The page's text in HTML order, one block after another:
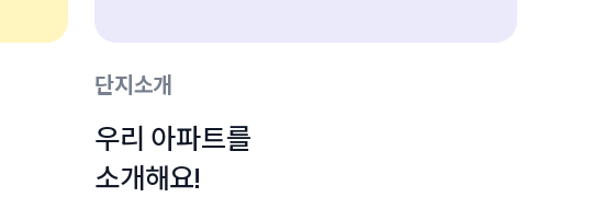
단지소개
우리 아파트를
소개해요!